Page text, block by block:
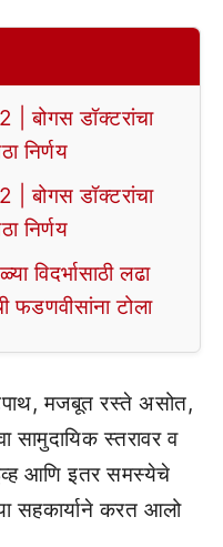
डॉक्टरांचा
निर्णय
डॉक्टरांचा
निर्णय
विदर्भासाठी लढा
टोला
मजबूत रस्ते असोत,
सामुदायिक स्तरावर व
आणि इतर समस्येचे
सहकार्याने करत आलो